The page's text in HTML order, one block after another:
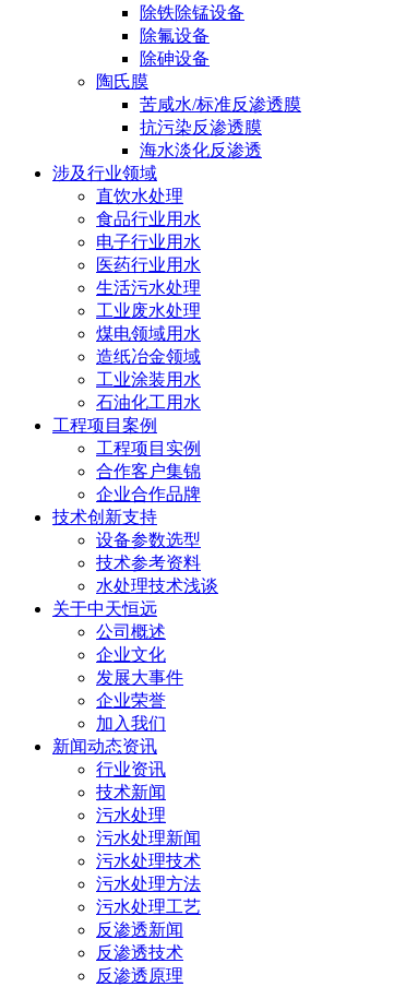
除铁除锰设备
除氟设备
除砷设备
陶氏膜
苦咸水/标准反渗透膜
抗污染反渗透膜
海水淡化反渗透
涉及行业领域
直饮水处理
食品行业用水
电子行业用水
医药行业用水
生活污水处理
工业废水处理
煤电领域用水
造纸冶金领域
工业涂装用水
石油化工用水
工程项目案例
工程项目实例
合作客户集锦
企业合作品牌
技术创新支持
设备参数选型
技术参考资料
水处理技术浅谈
关于中天恒远
公司概述
企业文化
发展大事件
企业荣誉
加入我们
新闻动态资讯
行业资讯
技术新闻
污水处理
污水处理新闻
污水处理技术
污水处理方法
污水处理工艺
反渗透新闻
反渗透技术
反渗透原理